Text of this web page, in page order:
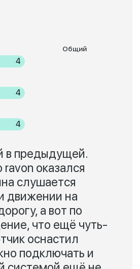
4
4
4
Общий
в предыдущей.
оказался
слушается
движении на
а вот по
что ещё чуть-
оснастил
подключать и